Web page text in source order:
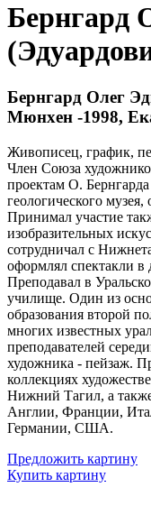
Бернгард
Бернгард Олег
Мюнхен -1998,
Живописец, график,
Член Союза
проектам О. Бернгарда
геологического
Принимал участие
изобразительных
сотрудничал с
оформлял спектакли в
Преподавал в
училище. Один из
образования второй
многих известных
преподавателей
художника - пейзаж.
коллекциях
Нижний Тагил, а
Англии, Франции,
Германии, США.
Предложить картину
Купить картину